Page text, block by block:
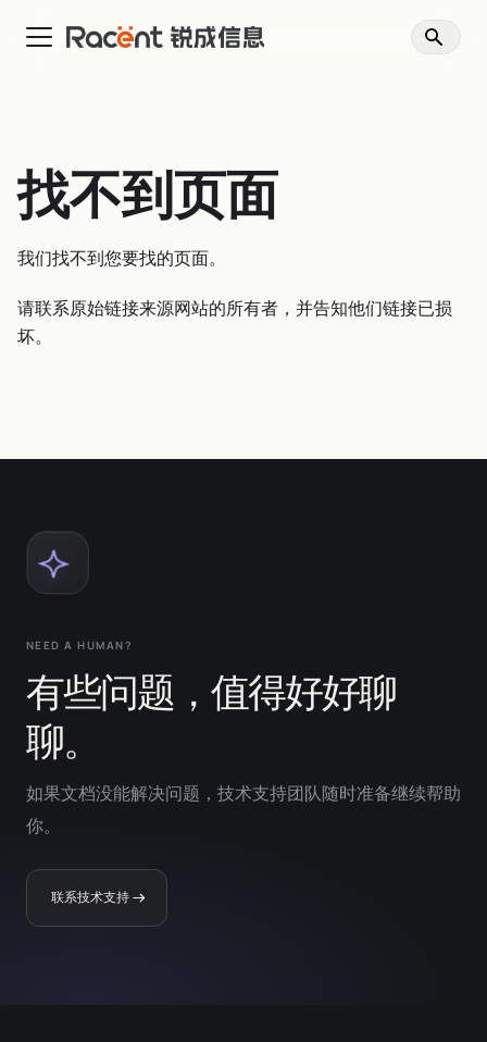
找不到页面
我们找不到您要找的页面。
请联系原始链接来源网站的所有者，并告知他们链接已损
坏。
NEED A HUMAN?
有些问题，值得好好聊
聊。
如果文档没能解决问题，技术支持团队随时准备继续帮助
你。
联系技术支持